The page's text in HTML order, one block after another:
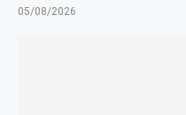
05/08/2026